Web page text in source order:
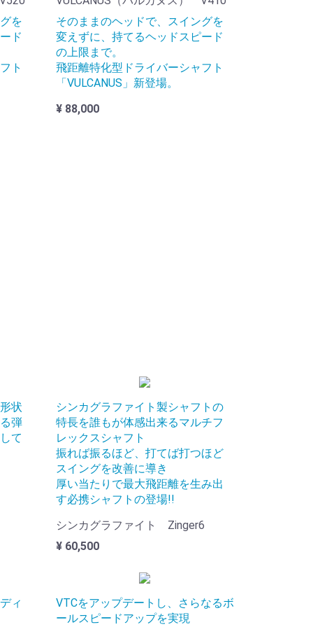
を
ド
ト
そのままのヘッドで、スイングを
変えずに、持てるヘッドスピード
の上限まで。
飛距離特化型ドライバーシャフト
「VULCANUS」新登場。
¥ 88,000
状
弾
て
シンカグラファイト製シャフトの
特長を誰もが体感出来るマルチフ
レックスシャフト
振れば振るほど、打てば打つほど
スイングを改善に導き
厚い当たりで最大飛距離を生み出
す必携シャフトの登場!!
シンカグラファイト Zinger6
¥ 60,500
ィ
VTCをアップデートし、さらなるボ
ールスピードアップを実現